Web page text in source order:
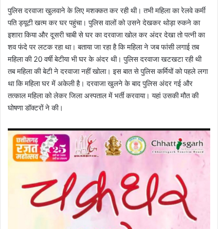
पुलिस दरवाजा खुलवाने के लिए मशक्कत कर रही थी। तभी महिला का रेलवे कर्मी
पति ड्यूटी खत्म कर घर पहुंचा। पुलिस वालों को उसने देखकर थोड़ा रुकने का
इशारा किया और दूसरी चाबी से घर का दरवाजा खोल कर अंदर देखा तो पत्नी का
शव फंदे पर लटक रहा था। बताया जा रहा है कि महिला ने जब फांसी लगाई तब
महिला की 20 वर्षी बेटीया भी घर के अंदर थी। पुलिस दरवाजा खटखटा रही थी
तब महिला की बेटी ने दरवाजा नहीं खोला। इस बात से पुलिस कर्मियों को पहले लगा
था कि महिला घर में अकेली है। दरवाजा खुलने के बाद पुलिस अंदर गई और
तत्काल महिला को लेकर जिला अस्पताल में भर्ती करवाया। यहां उसकी मौत की
घोषणा डॉक्टरों ने की।